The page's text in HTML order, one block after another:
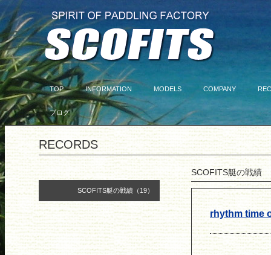
TOP INFORMATION MODELS COMPANY
ブログ
SCOFITS艇の戦績（19）
RECORDS
SCOFITS艇の戦績
rhythm time